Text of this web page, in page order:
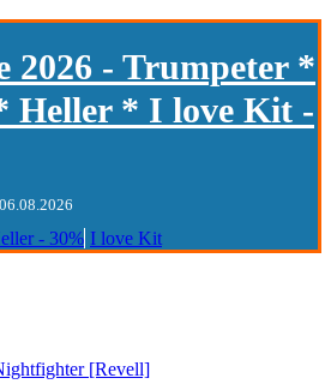
2026 - Trumpeter *
Heller * I love Kit -
- 30% I love Kit
[Revell]